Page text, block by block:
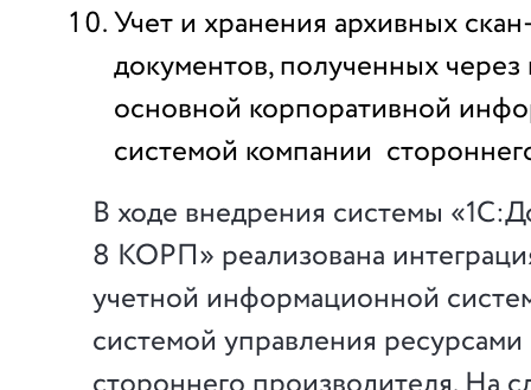
Учет и хранения архивных
документов, полученных
основной корпоративной
системой компании
В ходе внедрения системы
8 КОРП» реализована
учетной информационной
системой управления